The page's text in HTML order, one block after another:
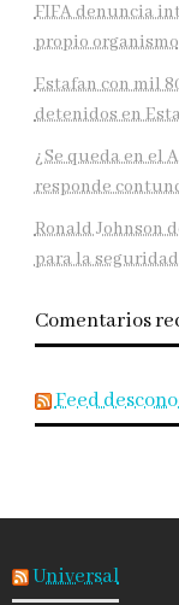
FIFA denuncia
propio organismo
Estafan con mil
detenidos en
¿Se queda en el
responde
Ronald Johnson
para la
Comentarios
Feed
Universal